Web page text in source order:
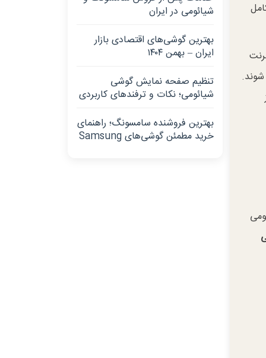
شوند.
شیائومی در ایران
بهترین گوشی‌های اقتصادی بازار
ایران – بهمن ۱۴۰۴
تنظیم صفحه نمایش گوشی
شیائومی؛ نکات و ترفندهای کاربردی
بهترین فروشنده سامسونگ؛ راهنمای
خرید مطمئن گوشی‌های Samsung